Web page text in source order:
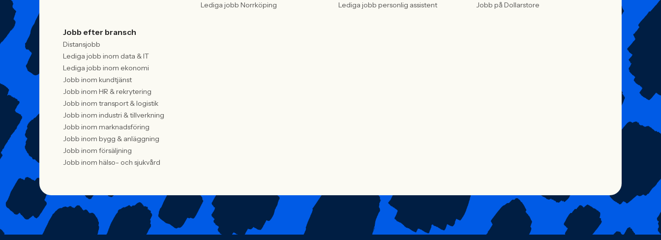
Lediga jobb Norrköping
Lediga jobb personlig assistent
Jobb på Dollarstore
Jobb efter bransch
Distansjobb
Lediga jobb inom data & IT
Lediga jobb inom ekonomi
Jobb inom kundtjänst
Jobb inom HR & rekrytering
Jobb inom transport & logistik
Jobb inom industri & tillverkning
Jobb inom marknadsföring
Jobb inom bygg & anläggning
Jobb inom försäljning
Jobb inom hälso- och sjukvård